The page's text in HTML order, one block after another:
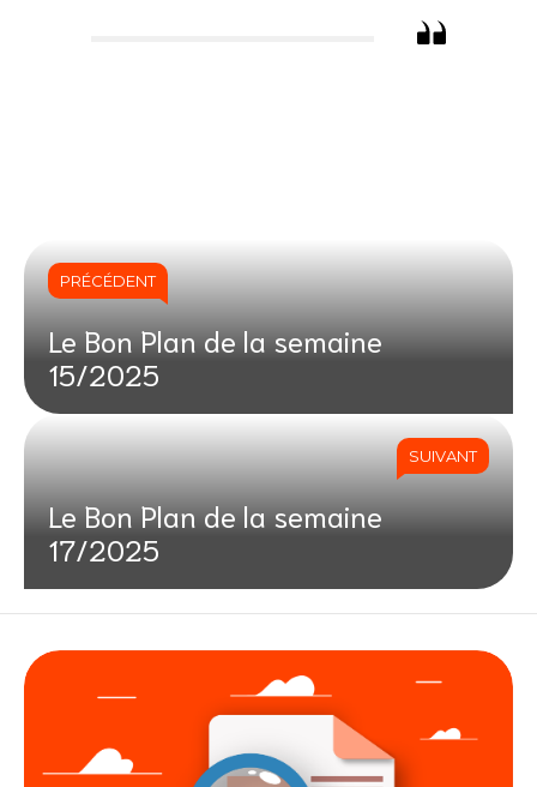
PRÉCÉDENT
Le Bon Plan de la semaine
15/2025
SUIVANT
Le Bon Plan de la semaine
17/2025